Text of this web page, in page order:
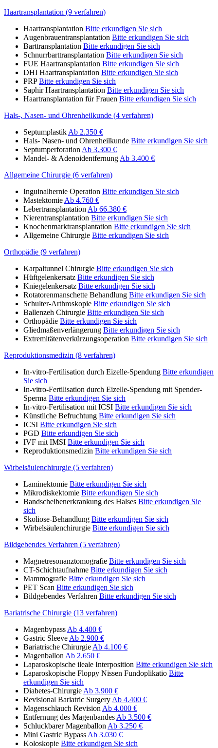
Haartransplantation (9 verfahren)
Haartransplantation Bitte erkundigen Sie sich
Augenbrauentransplantation Bitte erkundigen Sie sich
Barttransplantation Bitte erkundigen Sie sich
Schnurrbarttransplantation Bitte erkundigen Sie sich
FUE Haartransplantation Bitte erkundigen Sie sich
DHI Haartransplantation Bitte erkundigen Sie sich
PRP Bitte erkundigen Sie sich
Saphir Haartransplantation Bitte erkundigen Sie sich
Haartransplantation für Frauen Bitte erkundigen Sie sich
Hals-, Nasen- und Ohrenheilkunde (4 verfahren)
Septumplastik Ab 2.350 €
Hals- Nasen- und Ohrenheilkunde Bitte erkundigen Sie sich
Septumperforation Ab 3.300 €
Mandel- & Adenoidentfernung Ab 3.400 €
Allgemeine Chirurgie (6 verfahren)
Inguinalhernie Operation Bitte erkundigen Sie sich
Mastektomie Ab 4.760 €
Lebertransplantation Ab 66.380 €
Nierentransplantation Bitte erkundigen Sie sich
Knochenmarktransplantation Bitte erkundigen Sie sich
Allgemeine Chirurgie Bitte erkundigen Sie sich
Orthopädie (9 verfahren)
Karpaltunnel Chirurgie Bitte erkundigen Sie sich
Hüftgelenkersatz Bitte erkundigen Sie sich
Kniegelenkersatz Bitte erkundigen Sie sich
Rotatorenmanschette Behandlung Bitte erkundigen Sie sich
Schulter-Arthroskopie Bitte erkundigen Sie sich
Ballenzeh Chirurgie Bitte erkundigen Sie sich
Orthopädie Bitte erkundigen Sie sich
Gliedmaßenverlängerung Bitte erkundigen Sie sich
Extremitätenverkürzungsoperation Bitte erkundigen Sie sich
Reproduktionsmedizin (8 verfahren)
In-vitro-Fertilisation durch Eizelle-Spendung Bitte erkundigen
Sie sich
In-vitro-Fertilisation durch Eizelle-Spendung mit Spender-
Sperma Bitte erkundigen Sie sich
In-vitro-Fertilisation mit ICSI Bitte erkundigen Sie sich
Künstliche Befruchtung Bitte erkundigen Sie sich
ICSI Bitte erkundigen Sie sich
PGD Bitte erkundigen Sie sich
IVF mit IMSI Bitte erkundigen Sie sich
Reproduktionsmedizin Bitte erkundigen Sie sich
Wirbelsäulenchirurgie (5 verfahren)
Laminektomie Bitte erkundigen Sie sich
Mikrodiskektomie Bitte erkundigen Sie sich
Bandscheibenerkrankung des Halses Bitte erkundigen Sie
sich
Skoliose-Behandlung Bitte erkundigen Sie sich
Wirbelsäulenchirurgie Bitte erkundigen Sie sich
Bildgebendes Verfahren (5 verfahren)
Magnetresonanztomografie Bitte erkundigen Sie sich
CT-Schichtaufnahme Bitte erkundigen Sie sich
Mammografie Bitte erkundigen Sie sich
PET Scan Bitte erkundigen Sie sich
Bildgebendes Verfahren Bitte erkundigen Sie sich
Bariatrische Chirurgie (13 verfahren)
Magenbypass Ab 4.400 €
Gastric Sleeve Ab 2.900 €
Bariatrische Chirurgie Ab 4.100 €
Magenballon Ab 2.650 €
Laparoskopische ileale Interposition Bitte erkundigen Sie sich
Laparoskopische Floppy Nissen Fundoplikatio Bitte
erkundigen Sie sich
Diabetes-Chirurgie Ab 3.900 €
Revisional Bariatric Surgery Ab 4.400 €
Magenschlauch Revision Ab 4.000 €
Entfernung des Magenbandes Ab 3.500 €
Schluckbarer Magenballon Ab 3.250 €
Mini Gastric Bypass Ab 3.030 €
Koloskopie Bitte erkundigen Sie sich